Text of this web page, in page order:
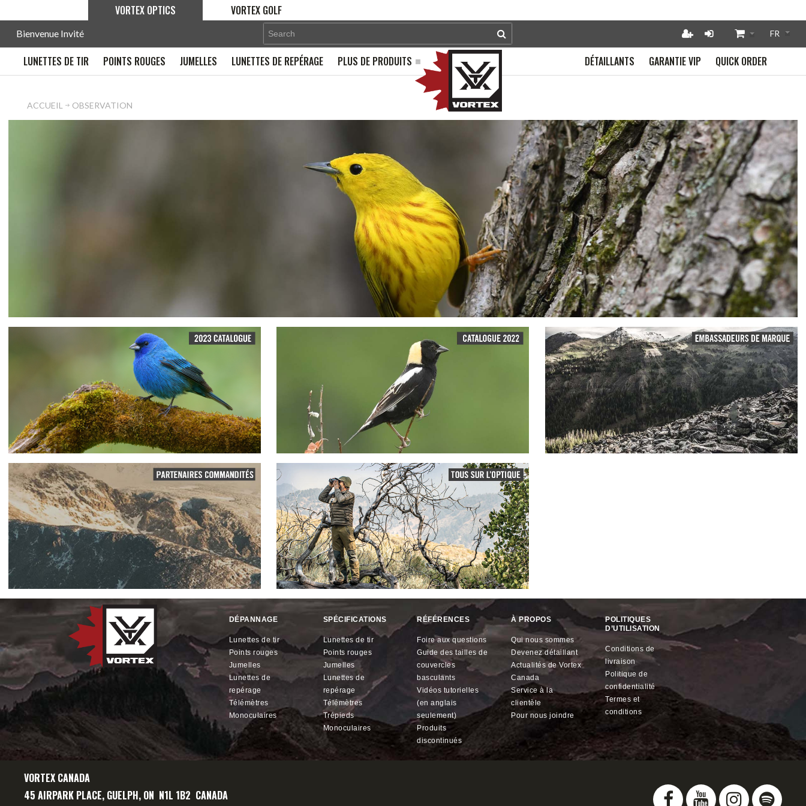
VORTEX OPTICS VORTEX GOLF
Bienvenue Invité
LUNETTES DE TIR POINTS ROUGES JUMELLES LUNETTES DE REPÉRAGE PLUS DE PRODUITS QUICK ORDER
GARANTIE VIP
DÉTAILLANTS
ACCUEIL OBSERVATION
DÉPANNAGE
lunettes de tir
points rouges
jumelles
lunettes de
repérage
télémètres
monoculaires
SPÉCIFICATIONS
lunettes de tir
points rouges
jumelles
lunettes de
repérage
télémètres
trépieds
monoculaires
RÉFÉRENCES
foire aux questions
guide des tailles de
couvercles
basculants
vidéos tutorielles
(en anglais
seulement)
produits
discontinués
À PROPOS
qui nous sommes
devenez détaillant
actualités deVortex
Canada
service à la
clientèle
pour nous joindre
POLITIQUES
D’UTILISATION
conditions de
livraison
politique de
confidentialité
termes et
conditions
VORTEX CANADA
45 AIRPARK PLACE, GUELPH, ON N1L 1B2 CANADA